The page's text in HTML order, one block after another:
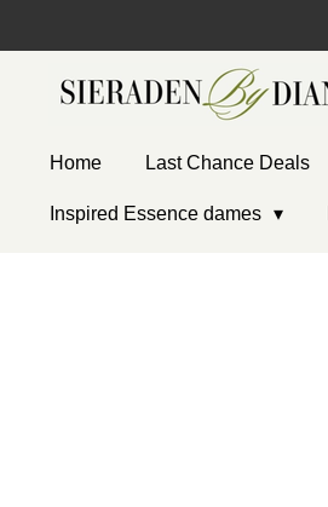
hoofdinhoud
Home Last Chance Deals
Inspired Essence dames